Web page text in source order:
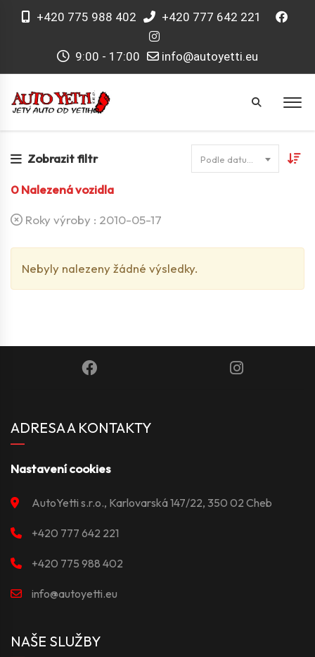
+420 775 988 402 +420 777 642 221
9:00 - 17:00 info@autoyetti.eu
Zobrazit filtr
0Nalezená vozidla
Roky výroby : 2010-05-17
Nebyly nalezeny žádné výsledky.
ADRESA A KONTAKTY
Nastavení cookies
AutoYetti s.r.o., Karlovarská 147/22, 350 02 Cheb
+420 777 642 221
+420 775 988 402
info@autoyetti.eu
NAŠE SLUŽBY